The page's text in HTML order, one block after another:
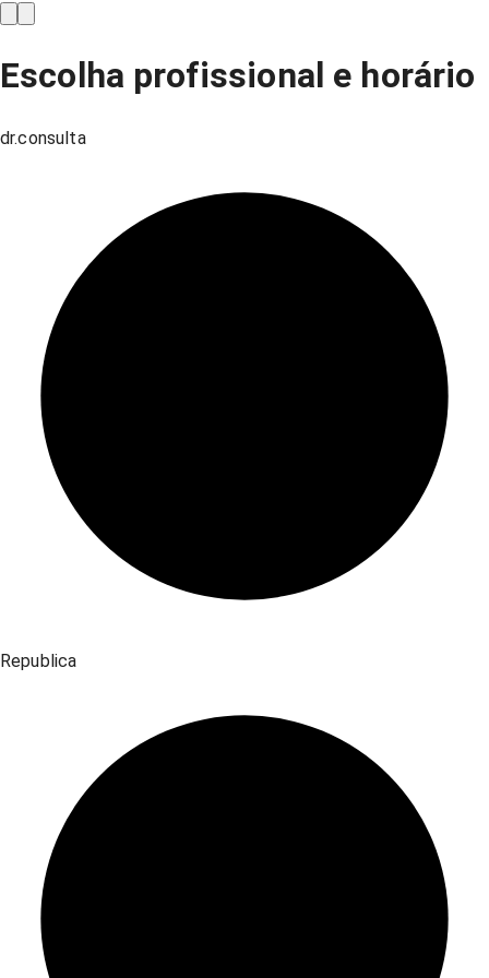
Escolha profissional e horário
dr.consulta
Republica